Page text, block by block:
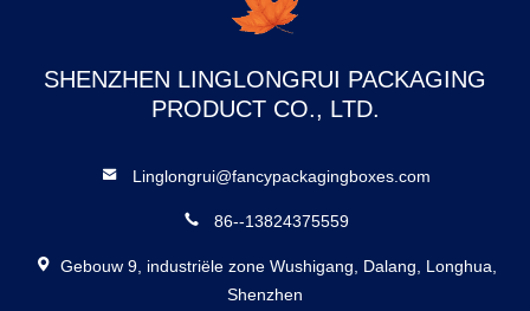
SHENZHEN LINGLONGRUI PACKAGING
PRODUCT CO., LTD.
Linglongrui@fancypackagingboxes.com
86--13824375559
Gebouw 9, industriële zone Wushigang, Dalang, Longhua,
Shenzhen